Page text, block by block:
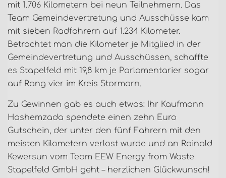
mit 1.706 Kilometern bei neun Teilnehmern. Das
Team Gemeindevertretung und Ausschüsse kam
mit sieben Radfahrern auf 1.234 Kilometer.
Betrachtet man die Kilometer je Mitglied in der
Gemeindevertretung und Ausschüssen, schaffte
es Stapelfeld mit 19,8 km je Parlamentarier sogar
auf Rang vier im Kreis Stormarn.
Zu Gewinnen gab es auch etwas: Ihr Kaufmann
Hashemzada spendete einen zehn Euro
Gutschein, der unter den fünf Fahrern mit den
meisten Kilometern verlost wurde und an Rainald
Kewersun vom Team EEW Energy from Waste
Stapelfeld GmbH geht – herzlichen Glückwunsch!